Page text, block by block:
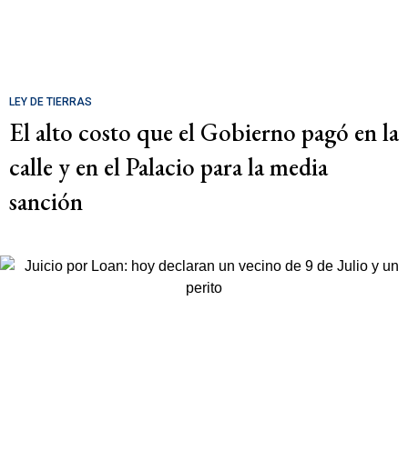
LEY DE TIERRAS
El alto costo que el Gobierno pagó en la
calle y en el Palacio para la media
sanción